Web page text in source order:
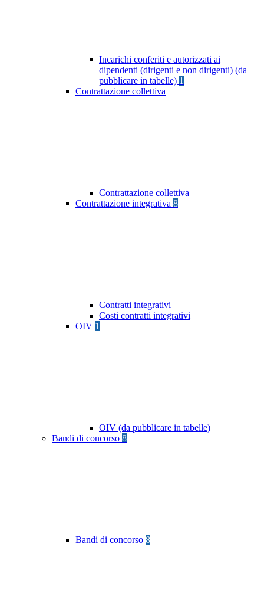
Incarichi conferiti e autorizzati ai
dipendenti (dirigenti e non dirigenti) (da
pubblicare in tabelle) 1
Contrattazione collettiva
Contrattazione collettiva
Contrattazione integrativa 8
Contratti integrativi
Costi contratti integrativi
OIV 1
OIV (da pubblicare in tabelle)
Bandi di concorso 8
Bandi di concorso 8